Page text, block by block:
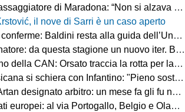
di Maradona: “Non si alzava dal letto, ero preoccupato”
il nove di Sarri è un caso aperto
Baldini resta alla guida dell’Under 21
stagione un nuovo iter. Beretta: “Un percorso più organico”
CAN: Orsato traccia la rotta per la nuova stagione
con Infantino: "Pieno sostegno alla sua leadership"
arbitro: un mese fa gli fu negato l'ingresso negli Stati Uniti
europei: al via Portogallo, Belgio e Olanda